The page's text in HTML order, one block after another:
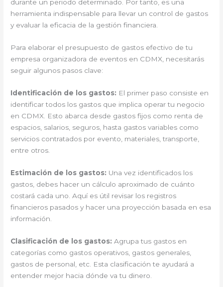
durante un periodo determinado. Por tanto, es una
herramienta indispensable para llevar un control de gastos
y evaluar la eficacia de la gestión financiera.
Para elaborar el presupuesto de gastos efectivo de tu
empresa organizadora de eventos en CDMX, necesitarás
seguir algunos pasos clave:
Identificación de los gastos: El primer paso consiste en
identificar todos los gastos que implica operar tu negocio
en CDMX. Esto abarca desde gastos fijos como renta de
espacios, salarios, seguros, hasta gastos variables como
servicios contratados por evento, materiales, transporte,
entre otros.
Estimación de los gastos: Una vez identificados los
gastos, debes hacer un cálculo aproximado de cuánto
costará cada uno. Aquí es útil revisar los registros
financieros pasados ​​y hacer una proyección basada en esa
información.
Clasificación de los gastos: Agrupa tus gastos en
categorías como gastos operativos, gastos generales,
gastos de personal, etc. Esta clasificación te ayudará a
entender mejor hacia dónde va tu dinero.